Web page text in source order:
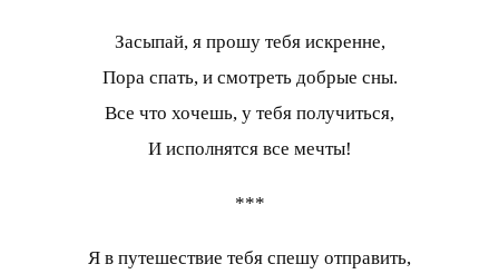
Засыпай, я прошу тебя искренне,
Пора спать, и смотреть добрые сны.
Все что хочешь, у тебя получиться,
И исполнятся все мечты!
***
Я в путешествие тебя спешу отправить,